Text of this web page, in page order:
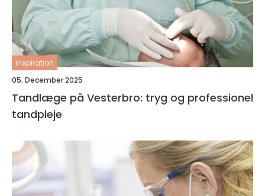
inspiration
05. December 2025
Tandlæge på Vesterbro: tryg og professionel
tandpleje